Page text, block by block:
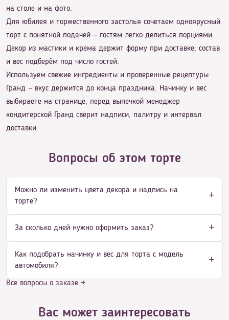
на столе и на фото.
Для юбилея и торжественного застолья сочетаем одноярусный
торт с понятной подачей — гостям легко делиться порциями.
Декор из мастики и крема держит форму при доставке; состав
и вес подберём под число гостей.
Используем свежие ингредиенты и проверенные рецептуры
Гранд — вкус держится до конца праздника. Начинку и вес
выбираете на странице; перед выпечкой менеджер
кондитерской Гранд сверит надписи, палитру и интервал
доставки.
Вопросы об этом торте
Можно ли изменить цвета декора и надпись на
торте?
За сколько дней нужно оформить заказ?
Как подобрать начинку и вес для торта с модель
автомобиля?
Все вопросы о заказе →
Вас может заинтересовать